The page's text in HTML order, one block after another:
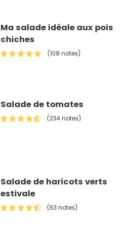
Ma salade idéale aux pois
chiches
(108 notes)
Salade de tomates
(234 notes)
Salade de haricots verts
estivale
(63 notes)